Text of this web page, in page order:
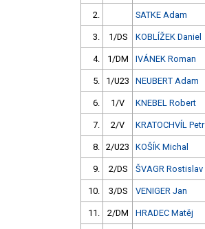
2. SATKE Adam
3. 1/DS KOBLÍŽEK Daniel
4. 1/DM IVÁNEK Roman
5. 1/U23 NEUBERT Adam
6. 1/V KNEBEL Robert
7. 2/V KRATOCHVÍL Petr
8. 2/U23 KOŠÍK Michal
9. 2/DS ŠVAGR Rostislav
10. 3/DS VENIGER Jan
11. 2/DM HRADEC Matěj